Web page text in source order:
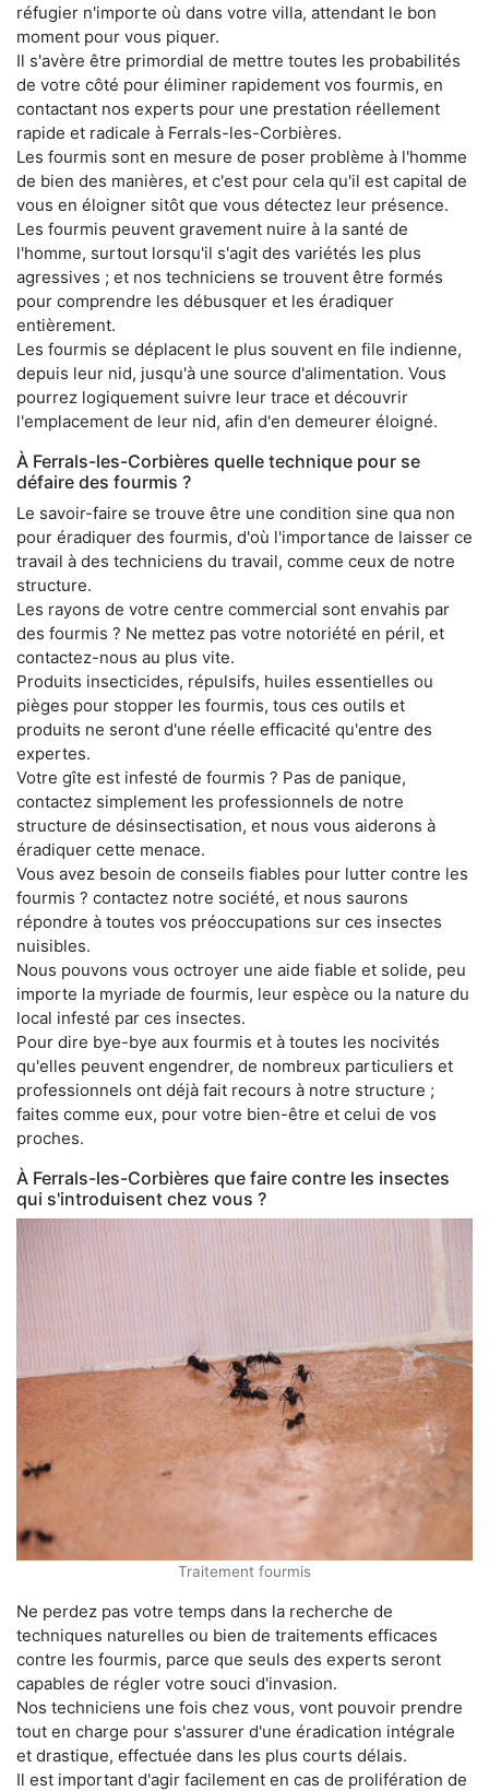
réfugier n'importe où dans votre villa, attendant le bon
moment pour vous piquer.
Il s'avère être primordial de mettre toutes les probabilités
de votre côté pour éliminer rapidement vos fourmis, en
contactant nos experts pour une prestation réellement
rapide et radicale à Ferrals-les-Corbières.
Les fourmis sont en mesure de poser problème à l'homme
de bien des manières, et c'est pour cela qu'il est capital de
vous en éloigner sitôt que vous détectez leur présence.
Les fourmis peuvent gravement nuire à la santé de
l'homme, surtout lorsqu'il s'agit des variétés les plus
agressives ; et nos techniciens se trouvent être formés
pour comprendre les débusquer et les éradiquer
entièrement.
Les fourmis se déplacent le plus souvent en file indienne,
depuis leur nid, jusqu'à une source d'alimentation. Vous
pourrez logiquement suivre leur trace et découvrir
l'emplacement de leur nid, afin d'en demeurer éloigné.
À Ferrals-les-Corbières quelle technique pour se
défaire des fourmis ?
Le savoir-faire se trouve être une condition sine qua non
pour éradiquer des fourmis, d'où l'importance de laisser ce
travail à des techniciens du travail, comme ceux de notre
structure.
Les rayons de votre centre commercial sont envahis par
des fourmis ? Ne mettez pas votre notoriété en péril, et
contactez-nous au plus vite.
Produits insecticides, répulsifs, huiles essentielles ou
pièges pour stopper les fourmis, tous ces outils et
produits ne seront d'une réelle efficacité qu'entre des
expertes.
Votre gîte est infesté de fourmis ? Pas de panique,
contactez simplement les professionnels de notre
structure de désinsectisation, et nous vous aiderons à
éradiquer cette menace.
Vous avez besoin de conseils fiables pour lutter contre les
fourmis ? contactez notre société, et nous saurons
répondre à toutes vos préoccupations sur ces insectes
nuisibles.
Nous pouvons vous octroyer une aide fiable et solide, peu
importe la myriade de fourmis, leur espèce ou la nature du
local infesté par ces insectes.
Pour dire bye-bye aux fourmis et à toutes les nocivités
qu'elles peuvent engendrer, de nombreux particuliers et
professionnels ont déjà fait recours à notre structure ;
faites comme eux, pour votre bien-être et celui de vos
proches.
À Ferrals-les-Corbières que faire contre les insectes
qui s'introduisent chez vous ?
Traitement fourmis
Ne perdez pas votre temps dans la recherche de
techniques naturelles ou bien de traitements efficaces
contre les fourmis, parce que seuls des experts seront
capables de régler votre souci d'invasion.
Nos techniciens une fois chez vous, vont pouvoir prendre
tout en charge pour s'assurer d'une éradication intégrale
et drastique, effectuée dans les plus courts délais.
Il est important d'agir facilement en cas de prolifération de